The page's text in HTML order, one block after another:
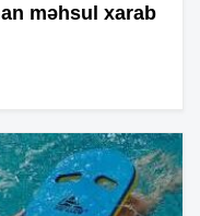
məhsul xarab